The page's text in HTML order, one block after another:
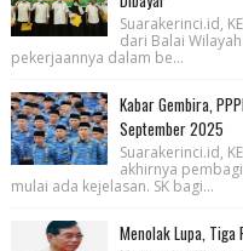
Suarakerinci.id,
dari Balai
pekerjaannya dalam be...
Kabar Gembira,
September 2025
Suarakerinci.id,
akhirnya
mulai ada kejelasan. SK bagi...
Menolak Lupa,